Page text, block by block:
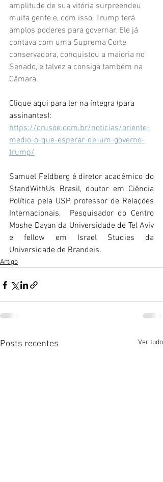
amplitude de sua vitória surpreendeu
muita gente e, com isso, Trump terá
amplos poderes para governar. Ele já
contava com uma Suprema Corte
conservadora, conquistou a maioria no
Senado, e talvez a consiga também na
Câmara.
Clique aqui para ler na íntegra (para
assinantes):
https://crusoe.com.br/noticias/oriente-
medio-o-que-esperar-de-um-governo-
trump/
Samuel Feldberg é diretor acadêmico do
StandWithUs Brasil, doutor em Ciência
Política pela USP, professor de Relações
Internacionais,  Pesquisador do Centro
Moshe Dayan da Universidade de Tel Aviv
e fellow em Israel Studies da
Universidade de Brandeis.
Artigo
Posts recentes Ver tudo